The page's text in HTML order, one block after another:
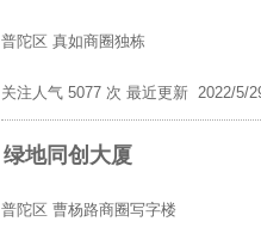
普陀区 真如商圈独栋
关注人气 5077 次 最近更新 2022/5/
绿地同创大厦
普陀区 曹杨路商圈写字楼